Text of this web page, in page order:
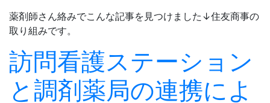
薬剤師さん絡みでこんな記事を見つけました↓住友商事の
取り組みです。
訪問看護ステーション
と調剤薬局の連携によ